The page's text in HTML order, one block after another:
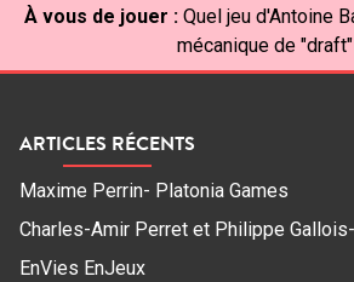
À vous de jouer : Quel jeu d'Antoine
mécanique de
ARTICLES RÉCENTS
Maxime Perrin- Platonia Games
Charles-Amir Perret et Philippe
EnVies EnJeux